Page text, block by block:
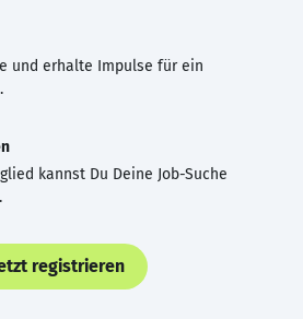
und erhalte Impulse für ein
kannst Du Deine Job-Suche
registrieren